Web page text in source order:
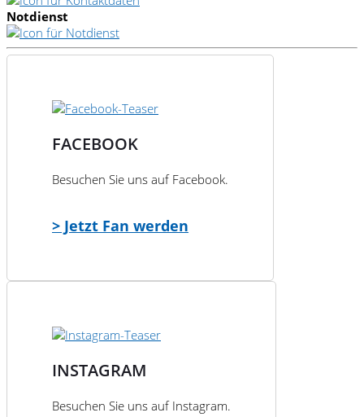
Notdienst
FACEBOOK
Besuchen Sie uns auf Facebook.
> Jetzt Fan werden
INSTAGRAM
Besuchen Sie uns auf Instagram.